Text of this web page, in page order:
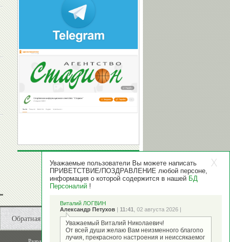
Обратная связь
Уважаемые пользователи Вы можете написать
ПРИВЕТСТВИЕ/ПОЗДРАВЛЕНИЕ любой персоне,
информация о которой содержится в нашей БД
Персоналий !
Виталий ЛОГВИН
Александр Петухов | 11:41 , 02 августа 2026 |
Уважаемый Виталий Николаевич!
От всей души желаю Вам неизменного благопо
лучия, прекрасного настроения и неиссякаемог